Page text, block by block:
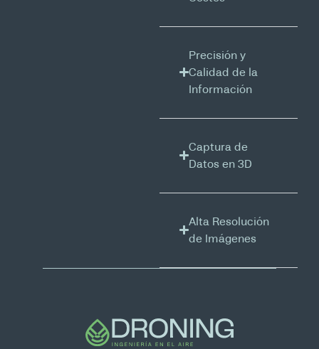
Precisión y
Calidad de la
Información
Captura de
Datos en 3D ​
Alta Resolución
de Imágenes